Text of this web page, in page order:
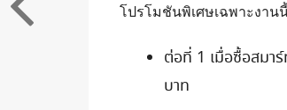
โปรโมชันพิเศษเฉพาะงาน
ต่อที่ 1 เมื่อซื้อสมา
บาท